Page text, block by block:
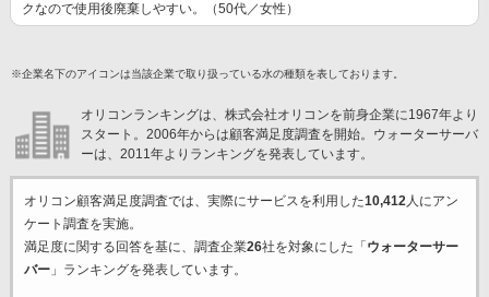
クなので使用後廃棄しやすい。（50代／女性）
※企業名下のアイコンは当該企業で取り扱っている水の種類を表しております。
オリコンランキングは、株式会社オリコンを前身企業に1967年より
スタート。2006年からは顧客満足度調査を開始。ウォーターサーバ
ーは、2011年よりランキングを発表しています。
オリコン顧客満足度調査では、実際にサービスを利用した10,412人にアン
ケート調査を実施。
満足度に関する回答を基に、調査企業26社を対象にした「 ウォーターサー
バー」ランキングを発表しています。